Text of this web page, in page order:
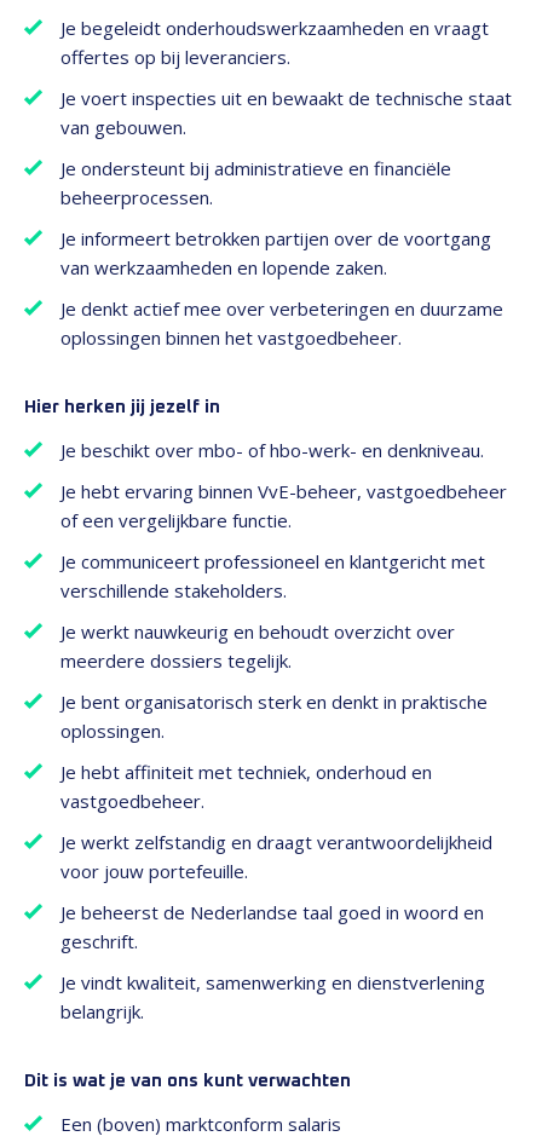
Je begeleidt onderhoudswerkzaamheden en vraagt
offertes op bij leveranciers.
Je voert inspecties uit en bewaakt de technische staat
van gebouwen.
Je ondersteunt bij administratieve en financiële
beheerprocessen.
Je informeert betrokken partijen over de voortgang
van werkzaamheden en lopende zaken.
Je denkt actief mee over verbeteringen en duurzame
oplossingen binnen het vastgoedbeheer.
Hier herken jij jezelf in
Je beschikt over mbo- of hbo-werk- en denkniveau.
Je hebt ervaring binnen VvE-beheer, vastgoedbeheer
of een vergelijkbare functie.
Je communiceert professioneel en klantgericht met
verschillende stakeholders.
Je werkt nauwkeurig en behoudt overzicht over
meerdere dossiers tegelijk.
Je bent organisatorisch sterk en denkt in praktische
oplossingen.
Je hebt affiniteit met techniek, onderhoud en
vastgoedbeheer.
Je werkt zelfstandig en draagt verantwoordelijkheid
voor jouw portefeuille.
Je beheerst de Nederlandse taal goed in woord en
geschrift.
Je vindt kwaliteit, samenwerking en dienstverlening
belangrijk.
Dit is wat je van ons kunt verwachten
Een (boven) marktconform salaris